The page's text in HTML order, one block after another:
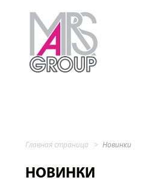
Главная страница Новинки
НОВИНКИ